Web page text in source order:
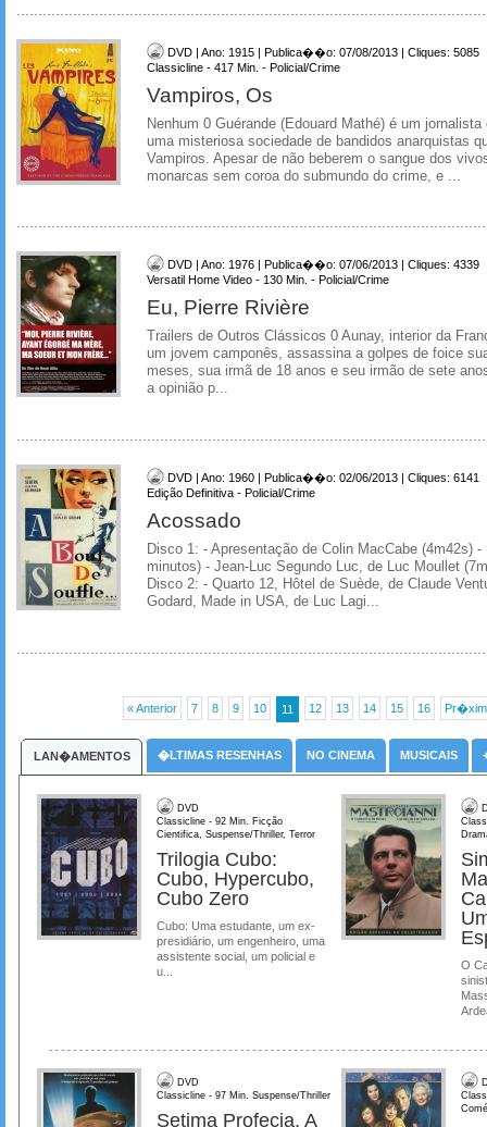
DVD | Ano: 1915 | Publica��o: 07/08/2013 | Cliques: 5085
Classicline - 417 Min. - Policial/Crime
Vampiros, Os
Nenhum 0 Guérande (Edouard Mathé) é um
uma misteriosa sociedade de bandidos anarquistas
Vampiros. Apesar de não beberem o sangue dos
monarcas sem coroa do submundo do crime, e ...
DVD | Ano: 1976 | Publica��o: 07/06/2013 | Cliques: 4339
Versatil Home Video - 130 Min. - Policial/Crime
Eu, Pierre Rivière
Trailers de Outros Clássicos 0 Aunay, interior da
um jovem camponês, assassina a golpes de foice
meses, sua irmã de 18 anos e seu irmão de sete
a opinião p...
DVD | Ano: 1960 | Publica��o: 02/06/2013 | Cliques: 6141
Edição Definitiva - Policial/Crime
Acossado
Disco 1: - Apresentação de Colin MacCabe (4m42s)
minutos) - Jean-Luc Segundo Luc, de Luc Moullet
Disco 2: - Quarto 12, Hôtel de Suède, de Claude
Godard, Made in USA, de Luc Lagi...
« Anterior 7 8 9 10 11 12 13 14 15 16
LAN�AMENTOS �LTIMAS RESENHAS NO CINEMA MUSICAIS
DVD
Classicline - 92 Min. Ficção
Cientifica, Suspense/Thriller, Terror
Trilogia Cubo:
Cubo, Hypercubo,
Cubo Zero
Cubo: Uma estudante, um ex-
presidiário, um engenheiro, uma
assistente social, um policial e
u...
O
DVD
Classicline - 97 Min. Suspense/Thriller
Setima Profecia, A